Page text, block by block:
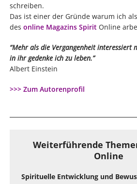
schreiben.
Das ist einer der Gründe warum ich
des online Magazins Spirit Online
“Mehr als die Vergangenheit interessiert
in ihr gedenke ich zu leben.”
Albert Einstein
>>> Zum Autorenprofil
Weiterführende
Online
Spirituelle Entwicklung und